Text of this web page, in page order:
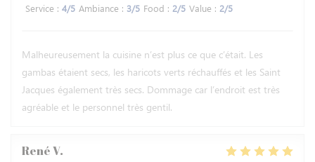
Service : 4/5 Ambiance : 3/5 Food : 2/5 Value : 2/5
Malheureusement la cuisine n’est plus ce que c’était. Les
gambas étaient secs, les haricots verts réchauffés et les Saint
Jacques également très secs. Dommage car l’endroit est très
agréable et le personnel très gentil.
RenéV